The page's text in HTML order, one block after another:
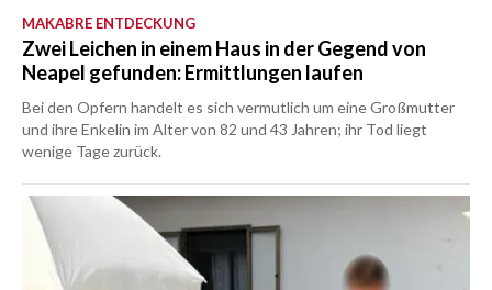
MAKABRE ENTDECKUNG
Zwei Leichen in einem Haus in der Gegend von
Neapel gefunden: Ermittlungen laufen
Bei den Opfern handelt es sich vermutlich um eine Großmutter
und ihre Enkelin im Alter von 82 und 43 Jahren; ihr Tod liegt
wenige Tage zurück.